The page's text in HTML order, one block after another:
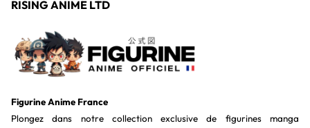
RISING ANIME LTD
Figurine Anime France
Plongez dans notre collection exclusive de figurines manga